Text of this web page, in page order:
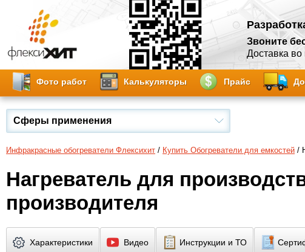
Звоните
Доставка
Фото работ Калькуляторы Прайс
Сферы применения
Инфракрасные обогреватели Флексихит / Купить Обогреватели для емкостей /
Нагреватель для
производителя
Характеристики Видео Инструкции и ТО